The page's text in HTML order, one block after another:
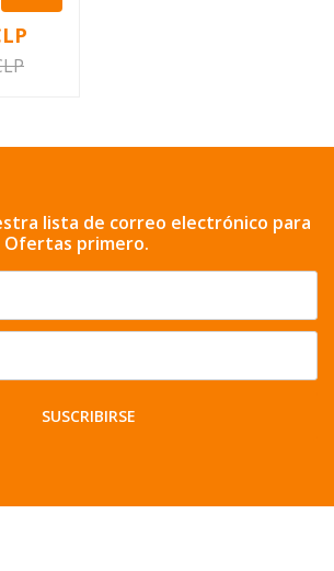
lista de correo electrónico para
primero.
SUSCRIBIRSE